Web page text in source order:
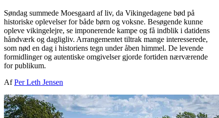
Søndag summede Moesgaard af liv, da Vikingedagene bød på
historiske oplevelser for både børn og voksne. Besøgende kunne
opleve vikingelejre, se imponerende kampe og få indblik i datidens
håndværk og dagligliv. Arrangementet tiltrak mange interesserede,
som nød en dag i historiens tegn under åben himmel. De levende
formidlinger og autentiske omgivelser gjorde fortiden nærværende
for publikum.
AfPer Leth Jensen